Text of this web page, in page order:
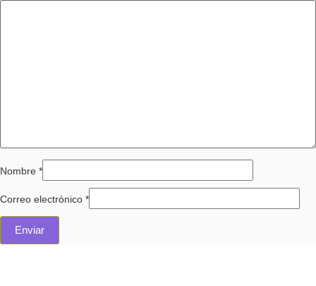
Nombre *
Correo electrónico *